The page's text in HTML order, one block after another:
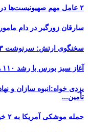
۲ عامل مهم صهیونیست‌ها در جنگ‌های ۱۲ روزه و ۴۰ روزه اعدام شدند
سارقان زورگیر در دام
سخنگوی ارتش: سرنوشت ۳ خلبان ما هنوز مشخص نیست
آغاز سبز بورس با رشد ۱۱۰ هزار واحدی شاخص کل
یزدی خواه:انبوه سازان و
تأمین...
حمله موشکی آمریکا به ۲ خوابگاه دانشجویی در اهواز